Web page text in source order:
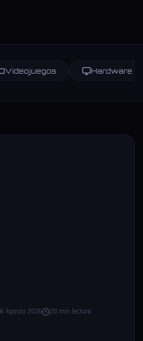
Videojuegos Hardware
6 Agosto 2026
20 min lectura